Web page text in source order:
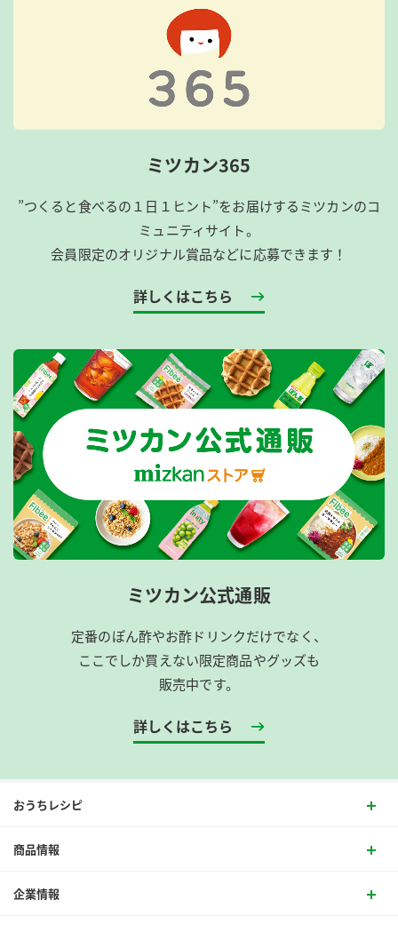
ミツカン365
”つくると食べるの１日１ヒント”をお届けするミツカンのコ
ミュニティサイト。
会員限定のオリジナル賞品などに応募できます！
詳しくはこちら
ミツカン公式通販
定番のぽん酢やお酢ドリンクだけでなく、
ここでしか買えない限定商品やグッズも
販売中です。
詳しくはこちら
おうちレシピ
商品情報
企業情報